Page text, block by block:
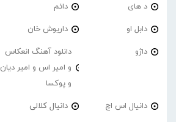
د های دائم
دابل او داریوش خان
داژو
دانلود آهنگ انعکاس
و امیر اس و امیر دیان
و پوکسا
دانیال اس اچ دانیال کلالی